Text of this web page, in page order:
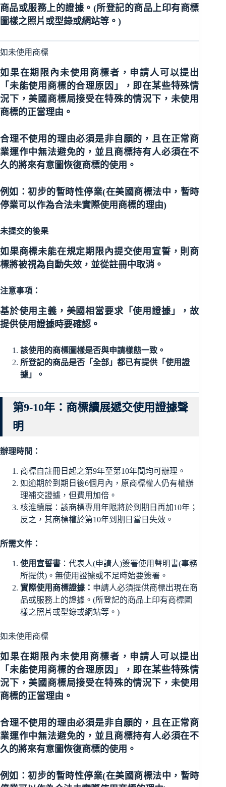
商品或服務上的證據 。(所登記的商品上印有商標
圖樣之照片 或型錄或網站等。)
如未使用商標
如果在期限內未使用商標者，申請人可以提出
「未能使用商標的合理原因」，即在某些特殊情
況下，美國商標局接受在特殊的情況下，未使用
商標的正當理由。
合理不使用的理由必須是非自願的，且在正常商
業運作中無法避免的，並且商標持有人必須在不
久的將來有意圖恢復商標的使用。
例如：初步的暫時性停業(在美國商標法中，暫時
停業可以作為合法未實際使用商標的理由)
未提交的後果
如果商標未能在規定期限內提交使用宣誓，則商
標將被視為自動失效，並從註冊中取消。
注意事項：
基於使用主義，美國相當要求「使用證據」，故
提供使用證據時要確認。
該使用的商標圖樣是否與申請樣態一致。
所登記的商品是否「全部」都已有提供「使用證
據」。
第9-10年：商標續展遞交使用證據聲
明
辦理時間：
商標自註冊日起之第9年至第10年間均可辦理。
如逾期於到期日後6個月內，原商標權人仍有權辦
理補交證據，但費用加倍。
核淮續展：該商標專用年限將於到期日再加10年；
反之，其商標權於第10年到期日當日失效。
所需文件：
使用宣誓書 ：代表人(申請人)簽署使用聲明書(事務
所提供)。無使用證據或不足時始要簽署。
實際使用商標證據： 申請人必須提供商標出現在商
品或服務上的證據。(所登記的商品上印有商標圖
樣之照片或型錄或網站等。)
如未使用商標
如果在期限內未使用商標者，申請人可以提出
「未能使用商標的合理原因」，即在某些特殊情
況下，美國商標局接受在特殊的情況下，未使用
商標的正當理由。
合理不使用的理由必須是非自願的，且在正常商
業運作中無法避免的，並且商標持有人必須在不
久的將來有意圖恢復商標的使用。
例如：初步的暫時性停業(在美國商標法中，暫時